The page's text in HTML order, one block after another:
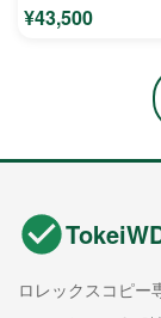
¥43,500
ロレックスコピー